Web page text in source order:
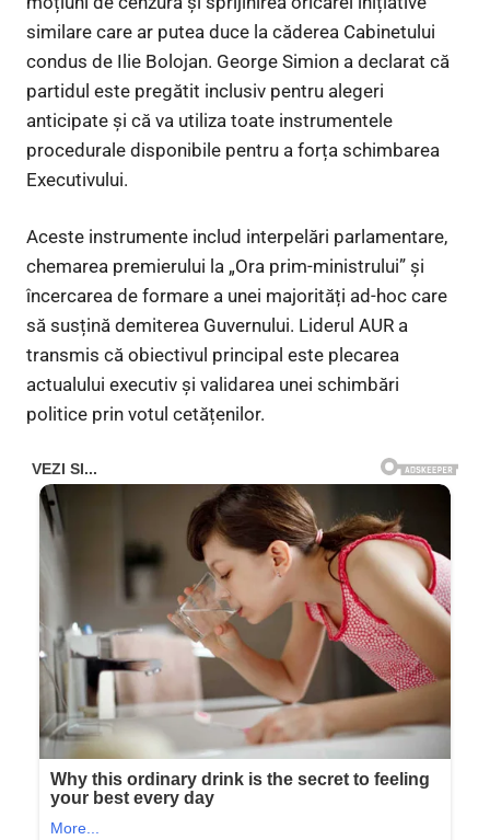
similare care ar putea duce la căderea Cabinetului
condus de Ilie Bolojan. George Simion a declarat că
partidul este pregătit inclusiv pentru alegeri
anticipate și că va utiliza toate instrumentele
procedurale disponibile pentru a forța schimbarea
Executivului.
Aceste instrumente includ interpelări parlamentare,
chemarea premierului la „Ora prim-ministrului” și
încercarea de formare a unei majorități ad-hoc care
să susțină demiterea Guvernului. Liderul AUR a
transmis că obiectivul principal este plecarea
actualului executiv și validarea unei schimbări
politice prin votul cetățenilor.